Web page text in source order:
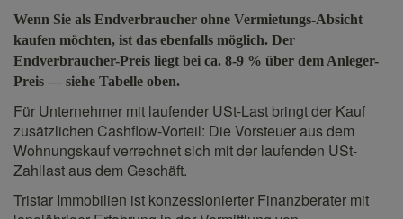
Wenn Sie als Endverbraucher ohne Vermietungs-Absicht
kaufen möchten, ist das ebenfalls möglich. Der
Endverbraucher-Preis liegt bei ca. 8-9 % über dem Anleger-
Preis — siehe Tabelle oben.
Für Unternehmer mit laufender USt-Last bringt der Kauf
zusätzlichen Cashflow-Vorteil: Die Vorsteuer aus dem
Wohnungskauf verrechnet sich mit der laufenden USt-
Zahllast aus dem Geschäft.
Tristar Immobilien ist konzessionierter Finanzberater mit